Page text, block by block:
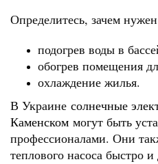
Определитесь, зачем
подогрев воды в
обогрев помещения
охлаждение жилья.
В Украине солнечные
Каменском могут быть
профессионалами. Они
теплового насоса быстро и